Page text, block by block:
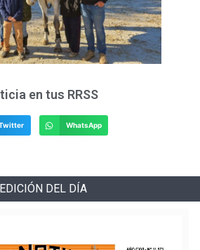
en tus RRSS
WhatsApp
EDICIÓN DEL DÍA